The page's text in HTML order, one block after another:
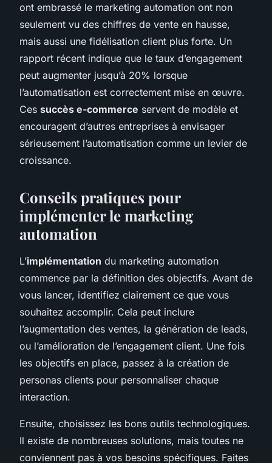
ont embrassé le marketing automation ont non
seulement vu des chiffres de vente en hausse,
mais aussi une fidélisation client plus forte. Un
rapport récent indique que le taux d’engagement
peut augmenter jusqu’à 20% lorsque
l’automatisation est correctement mise en œuvre.
Ces succès e-commerce servent de modèle et
encouragent d’autres entreprises à envisager
sérieusement l’automatisation comme un levier de
croissance.
Conseils pratiques pour
implémenter le marketing
automation
L’implémentation du marketing automation
commence par la définition des objectifs. Avant de
vous lancer, identifiez clairement ce que vous
souhaitez accomplir. Cela peut inclure
l’augmentation des ventes, la génération de leads,
ou l’amélioration de l’engagement client. Une fois
les objectifs en place, passez à la création de
personas clients pour personnaliser chaque
interaction.
Ensuite, choisissez les bons outils technologiques.
Il existe de nombreuses solutions, mais toutes ne
conviennent pas à vos besoins spécifiques. Faites